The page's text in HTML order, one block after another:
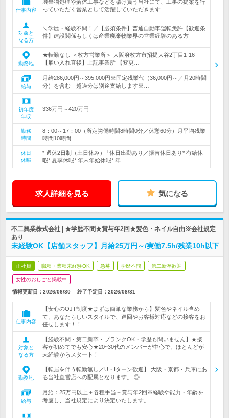
仕事内容
廃棄物処理や解体工事などを請け負う当社にて、工事の提案を行
っていただく営業として活躍していただきます
対象と
なる方
＼学歴・経験不問！／【必須条件】普通自動車運転免許【歓迎条
件】建設関係もしくは産業廃棄物業界の営業経験のある方
勤務地
★転勤なし ＜枚方営業所＞ 大阪府枚方市招提大谷2丁目1-16
【雇い入れ直後】上記事業所 【変更…
給与
月給286,000円～395,000円※固定残業代（36,000円～／月20時間
分）を含む 超過分は別途支給します※…
初年度
年収
336万円～420万円
勤務
時間
8：00～17：00（所定労働時間8時間0分／休憩60分）月平均残業
時間10時間
休日
休暇
* 週休2日制（土日休み）└休日出勤あり／振替休日あり* 有給休
暇* 夏季休暇* 年末年始休暇* 年…
求人詳細を見る 気になる
不二興業株式会社 | ★学歴不問★賞与年2回★髪色・ネイル自由※会社規定
あり
未経験OK【店舗スタッフ】月給25万円～/実働7.5h/残業10h以下
正社員 職種・業種未経験OK 急募 学歴不問 第二新卒歓迎
女性のおしごと掲載中
情報更新日：2026/06/30 終了予定日： 2026/08/31
仕事内容
【安心のOJT制度★まずは簡単な業務から】髪色やネイル含め
て、あなたらしいスタイルで、巡回やお客様対応などの接客をお
任せします！！
対象と
なる方
【経験不問・第二新卒・ブランクOK・学歴も問いません】★接
客が初めてでも安心★20~30代のメンバーが中心で、ほとんどが
未経験からスタート！
勤務地
【転居を伴う転勤無し／U・Iターン歓迎】 大阪・京都・兵庫にあ
る当社直営店への配属となります。 ◎…
給与
月給：25万円以上＋各種手当＋賞与年2回※経験や能力・年齢を
考慮し、当社規定により決定いたします。